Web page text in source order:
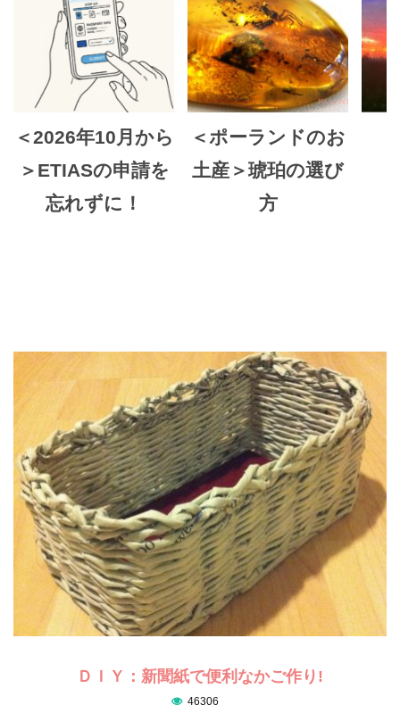
＜2026年10月から
＞ETIASの申請を
忘れずに！
＜ポーランドのお
土産＞琥珀の選び
方
ＤＩＹ：新聞紙で便利なかご作り!
46306